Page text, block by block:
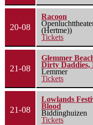
20-08
Racoon
(Hertme))
Tickets
21-08
Glemmer
Dirty Daddies,
Lemmer
Tickets
21-08
Lowlands
Blood
Biddinghuizen
Tickets